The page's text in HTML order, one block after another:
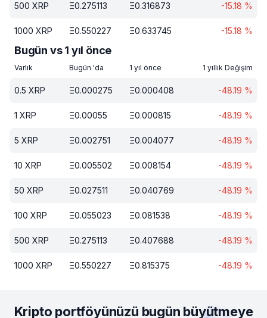
500 XRP Ξ0.275113 Ξ0.316873 -15.18 %
1000 XRP Ξ0.550227 Ξ0.633745 -15.18 %
Bugün vs 1 yıl önce
Varlık Bugün 'da 1 yıl önce 1 yıllık Değişim
0.5 XRP Ξ0.000275 Ξ0.000408 -48.19 %
1 XRP Ξ0.00055 Ξ0.000815 -48.19 %
5 XRP Ξ0.002751 Ξ0.004077 -48.19 %
10 XRP Ξ0.005502 Ξ0.008154 -48.19 %
50 XRP Ξ0.027511 Ξ0.040769 -48.19 %
100 XRP Ξ0.055023 Ξ0.081538 -48.19 %
500 XRP Ξ0.275113 Ξ0.407688 -48.19 %
1000 XRP Ξ0.550227 Ξ0.815375 -48.19 %
Kripto portföyünüzü bugün büyütmeye